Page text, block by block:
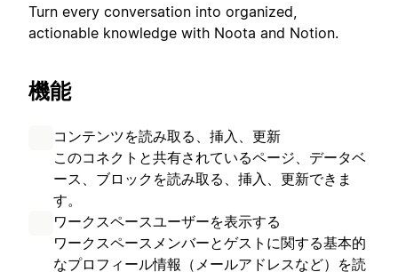
Turn every conversation into organized,
actionable knowledge with Noota and Notion.
機能
コンテンツを読み取る、挿入、更新
このコネクトと共有されているページ、データベ
ース、ブロックを読み取る、挿入、更新できま
す。
ワークスペースユーザーを表示する
ワークスペースメンバーとゲストに関する基本的
なプロフィール情報（メールアドレスなど）を読